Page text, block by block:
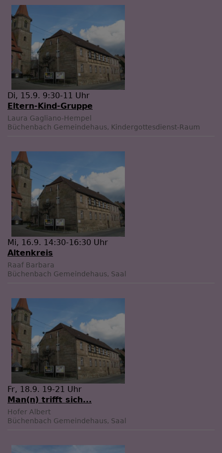
Di, 15.9. 9:30-11 Uhr
Eltern-Kind-Gruppe
Laura Gagliano-Hempel
Büchenbach Gemeindehaus, Kindergottesdienst-Raum
Mi, 16.9. 14:30-16:30 Uhr
Altenkreis
Raaf Barbara
Büchenbach Gemeindehaus, Saal
Fr, 18.9. 19-21 Uhr
Man(n) trifft sich...
Hofer Albert
Büchenbach Gemeindehaus, Saal